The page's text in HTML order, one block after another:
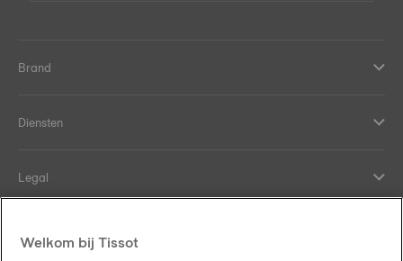
Brand
Diensten
Legal
Welkom bij Tissot